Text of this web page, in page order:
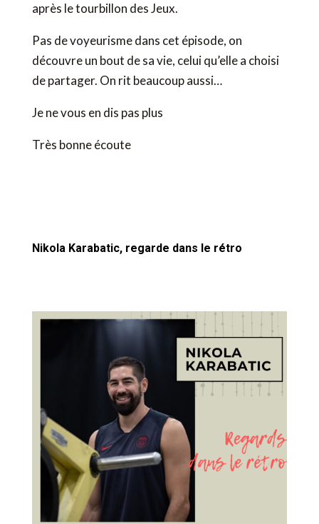
après le tourbillon des Jeux.
Pas de voyeurisme dans cet épisode, on
découvre un bout de sa vie, celui qu’elle a choisi
de partager. On rit beaucoup aussi…
Je ne vous en dis pas plus
Très bonne écoute
Nikola Karabatic, regarde dans le rétro